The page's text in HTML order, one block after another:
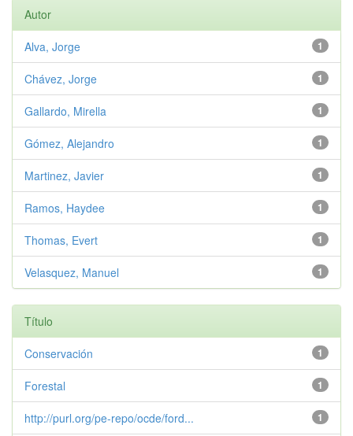
Autor
1
Alva, Jorge
1
Chávez, Jorge
1
Gallardo, Mirella
1
Gómez, Alejandro
1
Martinez, Javier
1
Ramos, Haydee
1
Thomas, Evert
1
Velasquez, Manuel
Título
1
Conservación
1
Forestal
1
http://purl.org/pe-repo/ocde/ford...